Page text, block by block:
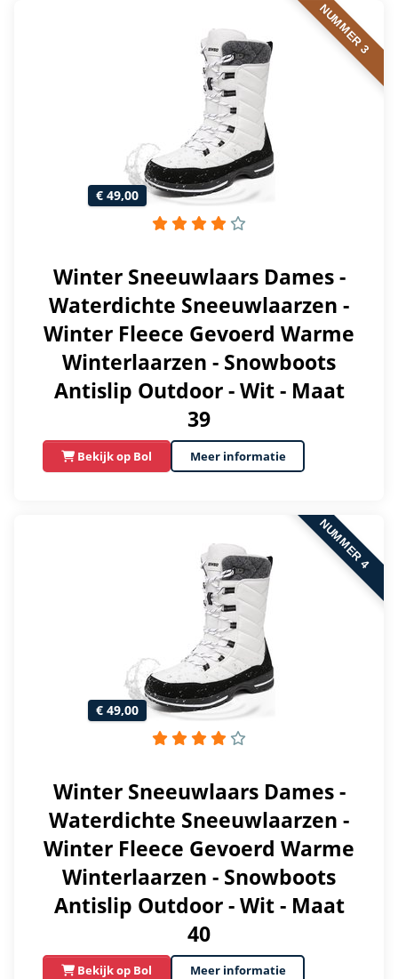
NUMMER 3
€ 49,00
Winter Sneeuwlaars Dames -
Waterdichte Sneeuwlaarzen -
Winter Fleece Gevoerd Warme
Winterlaarzen - Snowboots
Antislip Outdoor - Wit - Maat
39
Bekijk op Bol Meer informatie
NUMMER 4
€ 49,00
Winter Sneeuwlaars Dames -
Waterdichte Sneeuwlaarzen -
Winter Fleece Gevoerd Warme
Winterlaarzen - Snowboots
Antislip Outdoor - Wit - Maat
40
Bekijk op Bol Meer informatie